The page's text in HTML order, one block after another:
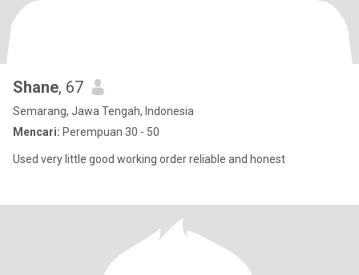
Shane, 67
Semarang, Jawa Tengah, Indonesia
Mencari: Perempuan 30 - 50
Used very little good working order reliable and honest